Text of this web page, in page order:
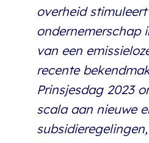
overheid stimuleert
ondernemerschap
van een
recente
Prinsjesdag 2023
scala aan nieuwe